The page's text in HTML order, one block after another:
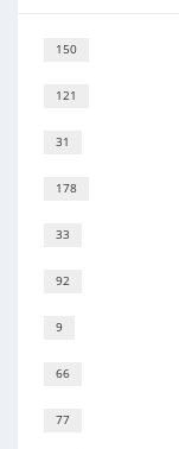
150
121
31
178
33
92
9
66
77